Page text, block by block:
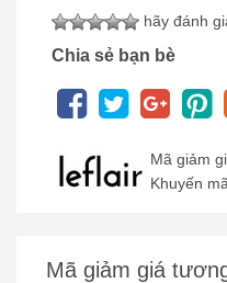
hãy đánh
Chia sẻ bạn bè
Mã giảm
Khuyến
Mã giảm giá